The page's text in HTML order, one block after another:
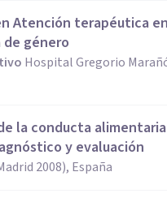
Atención terapéutica
género
Hospital Gregorio
la conducta
y evaluación
2008), España